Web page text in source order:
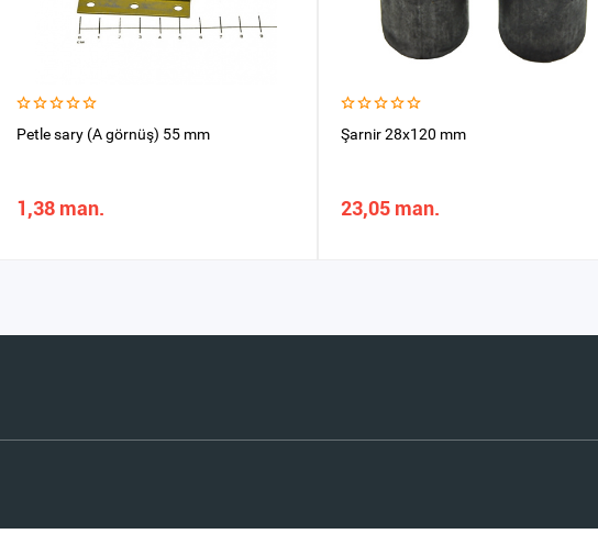
Petle sary (A görnüş) 55 mm
1,38 man.
Şarnir 28x120 mm
23,05 man.